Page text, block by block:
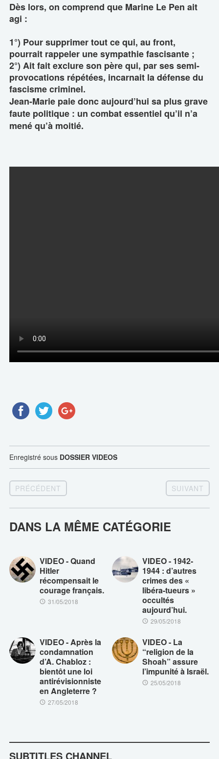
Dès lors, on comprend que Marine Le Pen ait
agi :
1°) Pour supprimer tout ce qui, au front,
pourrait rappeler une sympathie fascisante ;
2°) Ait fait exclure son père qui, par ses semi-
provocations répétées, incarnait la défense du
fascisme criminel.
Jean-Marie paie donc aujourd’hui sa plus grave
faute politique : un combat essentiel qu’il n’a
mené qu’à moitié.
Enregistré sous DOSSIER VIDEOS
PRÉCÉDENT SUIVANT
DANS LA MÊME CATÉGORIE
VIDEO - Quand
Hitler
récompensait le
courage français.
31/05/2018
VIDEO - 1942-
1944 : d’autres
crimes des «
libéra-tueurs »
occultés
aujourd’hui.
29/05/2018
VIDEO - Après la
condamnation
d’A. Chabloz :
bientôt une loi
antirévisionniste
en Angleterre ?
27/05/2018
VIDEO - La
“religion de la
Shoah” assure
l’impunité à Israël.
25/05/2018
SUBTITLES CHANNEL